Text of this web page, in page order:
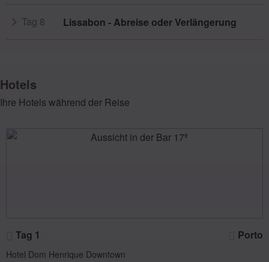
Tag 8 Lissabon - Abreise oder Verlängerung
Hotels
Ihre Hotels während der Reise
Tag 1 Porto
Hotel Dom Henrique Downtown